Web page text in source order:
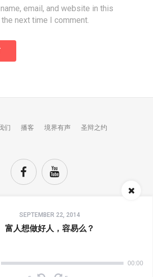
email, and website in this
next time I comment.
SEPTEMBER 22, 2014
富人想做好人，容易么？
00:00
们 播客 境界有声 圣辩之约
TOP